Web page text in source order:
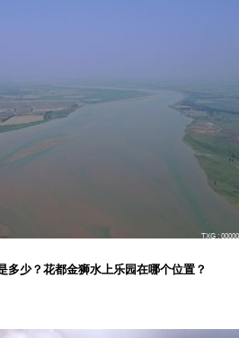
多少？花都金狮水上乐园在哪个位置？